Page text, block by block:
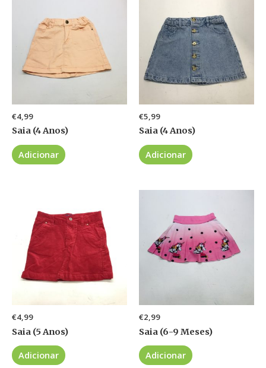
€4,99
Saia (4 Anos)
Adicionar
€5,99
Saia (4 Anos)
Adicionar
€4,99
Saia (5 Anos)
Adicionar
€2,99
Saia (6-9 Meses)
Adicionar